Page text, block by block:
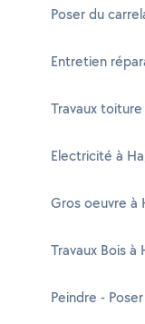
Poser du
Entretien
Travaux
Electricité à
Gros oeuvre à
Travaux Bois à
Peindre -